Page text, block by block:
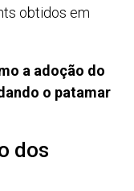
obtidos em
a adoção do
o patamar
dos